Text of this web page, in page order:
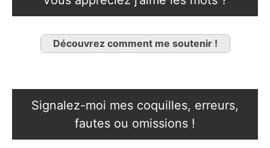
Découvrez comment me soutenir !
Signalez-moi mes coquilles, erreurs,
fautes ou omissions !